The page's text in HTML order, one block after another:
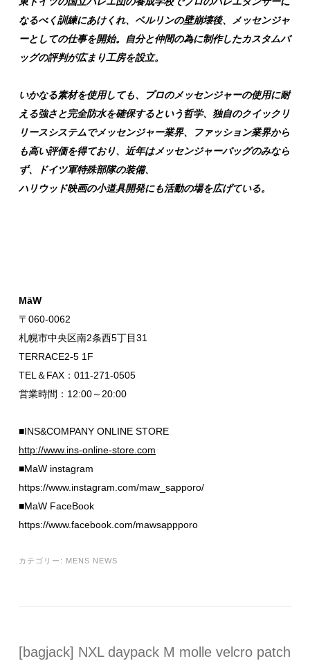
なるべく訓練にあけくれ、ベルリンの壁崩壊後、メッセンジャ
ーとしての仕事を開始。自分と仲間の為に制作したカスタムバ
ッグの評判が広まり工房を設立。
いかなる素材を使用しても、プロのメッセンジャーの使用に耐
える強さと完全防水を確保するという哲学、独自のクイックリ
リースシステムでメッセンジャー業界、ファッション業界から
も高い評価を得ており、近年はメッセンジャーバッグのみなら
ず、ドイツ軍特殊部隊の装備、
ハリウッド映画の小道具開発にも活動の場を広げている。
MāW
〒060-0062
札幌市中央区南2条西5丁目31
TERRACE2-5 1F
TEL＆FAX：011-271-0505
営業時間：12:00～20:00
■INS&COMPANY ONLINE STORE
http://www.ins-online-store.com
■MaW instagram
https://www.instagram.com/maw_sapporo/
■MaW FaceBook
https://www.facebook.com/mawsappporo
カテゴリー: MENS NEWS
[bagjack] NXL daypack M molle velcro patch